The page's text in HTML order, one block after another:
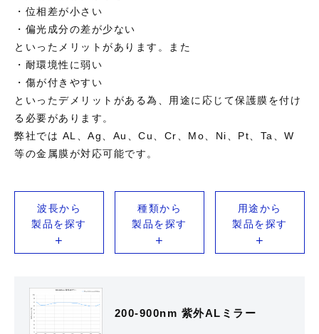
・位相差が小さい
・偏光成分の差が少ない
といったメリットがあります。また
・耐環境性に弱い
・傷が付きやすい
といったデメリットがある為、用途に応じて保護膜を付け
る必要があります。
弊社では AL、Ag、Au、Cu、Cr、Mo、Ni、Pt、Ta、W
等の金属膜が対応可能です。
波長から
製品を探す
種類から
製品を探す
用途から
製品を探す
200-900nm 紫外ALミラー